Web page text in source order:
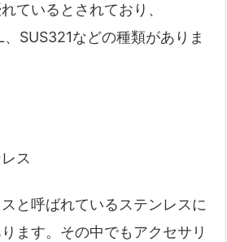
ているとされており、
SUS321などの種類がありま
ス
と呼ばれているステンレスに
ます。その中でもアクセサリ